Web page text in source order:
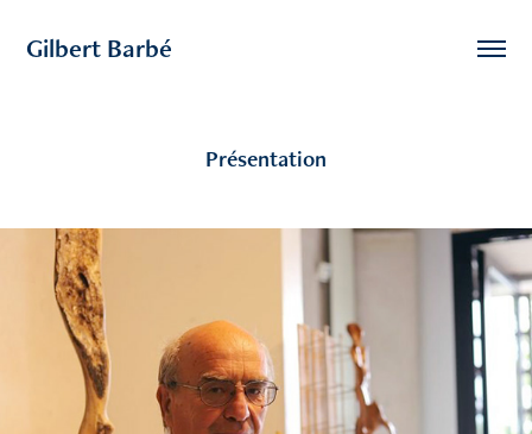
Gilbert Barbé
Présentation